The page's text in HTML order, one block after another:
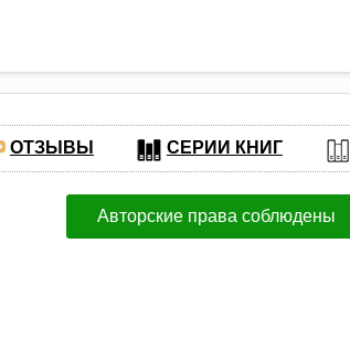
ОТЗЫВЫ СЕРИИ КНИГ
Авторские права соблюдены